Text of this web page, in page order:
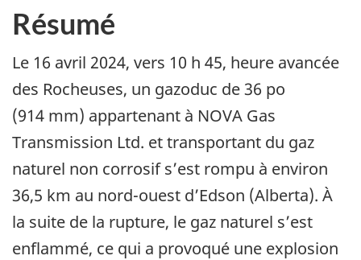
Résumé
Le 16 avril 2024, vers 10 h 45, heure avancée
des Rocheuses, un gazoduc de 36 po
(914 mm) appartenant à NOVA Gas
Transmission Ltd. et transportant du gaz
naturel non corrosif s’est rompu à environ
36,5 km au nord-ouest d’Edson (Alberta). À
la suite de la rupture, le gaz naturel s’est
enflammé, ce qui a provoqué une explosion